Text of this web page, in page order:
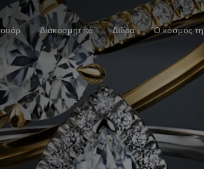
Διακοσμητικά Δώρα Ο κόσμος